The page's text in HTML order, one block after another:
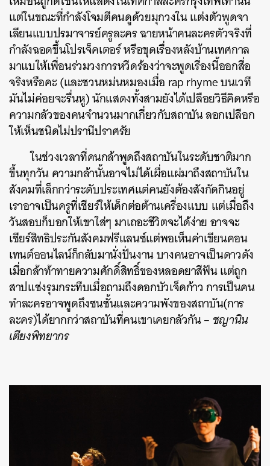
แต่ในขณะที่กำลังโจมตีคนดูด้วยมุกวงใน แต่งตัวพูดจา
เลียนแบบปรมาจารย์ครูละคร ฉายหน้าคนละครตัวจริงที่
กำลังฉอดขึ้นโปรเจ็คเตอร์ หรือขุดเรื่องหลังบ้านเทศกาล
มาแบให้เพื่อนร่วมวงการหวีดร้องว่าจะพูดเรื่องนี้ออกสื่อ
จริงหรือคะ (และชวนหม่นหมองเมื่อ rap rhyme บนเวที
มันไม่ค่อยจะรื่นหู) นักแสดงทั้งสามยังได้เปลือยวิธีคิดหรือ
ความกลัวของคนจำนวนมากเกี่ยวกับสถาบัน ลอกเปลือก
ให้เห็นชนิดไม่ปรานีปราศรัย
ในช่วงเวลาที่คนกล้าพูดถึงสถาบันในระดับชาติมาก
ขึ้นทุกวัน ความกล้านั้นอาจไม่ได้เผื่อแผ่มาถึงสถาบันใน
สังคมที่เล็กกว่าระดับประเทศแต่คนยังต้องสังกัดกินอยู่
เราอาจเป็นครูที่เชียร์ให้เด็กต่อต้านเครื่องแบบ แต่เมื่อถึง
วันสอบก็บอกให้เขาใส่ๆ มาเถอะชีวิตจะได้ง่าย อาจจะ
เชียร์สิทธิประกันสังคมฟรีแลนซ์แต่พอเห็นค่าเขียนคอน
เทนต์ออนไลน์ก็กลับมานั่งปั่นงาน บางคนอาจเป็นดาวดัง
เมื่อกล้าท้าทายความศักดิ์สิทธิ์ของหลอดยาสีฟัน แต่ถูก
สาปแช่งรุมกระทืบเมื่อถามถึงดอกบัวเจ็ดก้าว การเป็นคน
ทำละครอาจพูดถึงชนชั้นและความพังของสถาบัน(การ
ละคร)ได้ยากกว่าสถาบันที่คนเขาเคยกลัวกัน – ชญานิน
เตียงพิทยากร